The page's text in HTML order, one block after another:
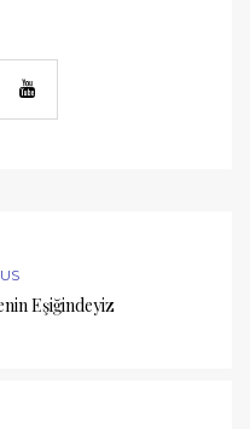
Eşiğindeyiz